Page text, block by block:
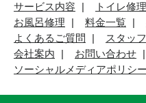
サービス内容
トイレ修理
お風呂修理
料金一覧
よくあるご質問
スタッ
会社案内
お問い合わせ
ソーシャルメディアポリシー